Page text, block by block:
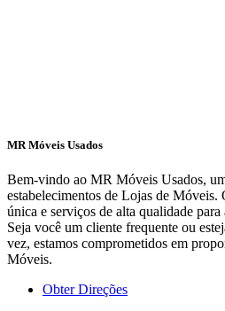
MR Móveis Usados
Bem-vindo ao MR Móveis Usados,
estabelecimentos de Lojas de Móveis.
única e serviços de alta qualidade para
Seja você um cliente frequente ou
vez, estamos comprometidos em
Móveis.
Obter Direções